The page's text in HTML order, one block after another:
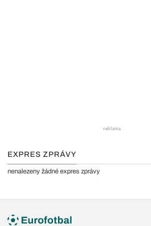
EXPRES ZPRÁVY
nenalezeny žádné expres zprávy